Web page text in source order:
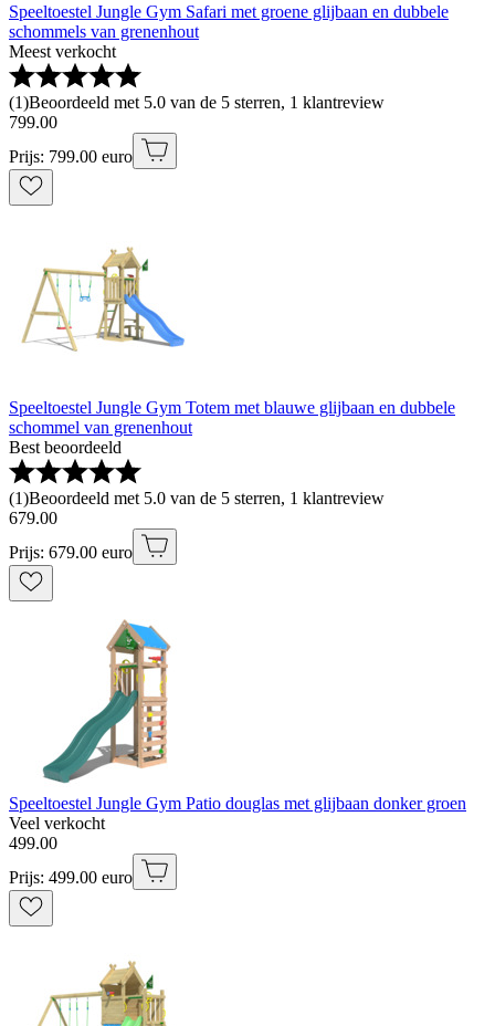
Speeltoestel Jungle Gym Safari met groene glijbaan en dubbele
schommels van grenenhout
Meest verkocht
(1)Beoordeeld met 5.0 van de 5 sterren, 1 klantreview
799.00
Prijs: 799.00 euro
Speeltoestel Jungle Gym Totem met blauwe glijbaan en dubbele
schommel van grenenhout
Best beoordeeld
(1)Beoordeeld met 5.0 van de 5 sterren, 1 klantreview
679.00
Prijs: 679.00 euro
Speeltoestel Jungle Gym Patio douglas met glijbaan donker groen
Veel verkocht
499.00
Prijs: 499.00 euro